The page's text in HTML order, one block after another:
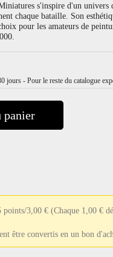
s'inspire d'un univers
chaque bataille. Son
pour les amateurs de
jours - Pour le reste du catalogue
panier
points/3,00 € (Chaque 1,00 €
être convertis en un bon